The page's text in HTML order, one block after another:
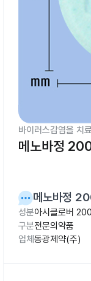
바이러스감염을 치
메노바정
메노바정
성분아시클로버
구분전문의약품
업체 동광제약(주)